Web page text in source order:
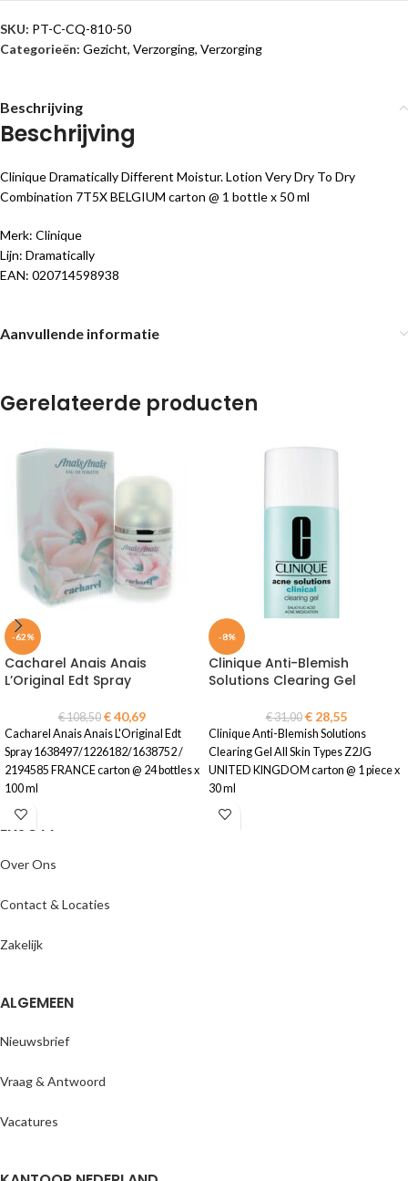
SKU: PT-C-CQ-810-50
Categorieën: Gezicht, Verzorging, Verzorging
Beschrijving
Beschrijving
Clinique Dramatically Different Moistur. Lotion Very Dry To Dry
Combination 7T5X BELGIUM carton @ 1 bottle x 50 ml
Merk: Clinique
Lijn: Dramatically
EAN: 020714598938
Aanvullende informatie
Gerelateerde producten
-62%
Cacharel Anais Anais
L’Original Edt Spray
€108,50 €40,69
Cacharel Anais Anais L'Original Edt
Spray 1638497/1226182/1638752 /
2194585 FRANCE carton @ 24 bottles x
100 ml
-8%
Clinique Anti-Blemish
Solutions Clearing Gel
€31,00 €28,55
Clinique Anti-Blemish Solutions
Clearing Gel All Skin Types Z2JG
UNITED KINGDOM carton @ 1 piece x
30 ml
ENJOYY
Over Ons
Contact & Locaties
Zakelijk
ALGEMEEN
Nieuwsbrief
Vraag & Antwoord
Vacatures